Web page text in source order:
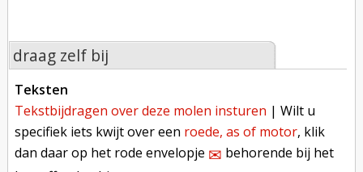
draag zelf bij
teksten
tekstbijdragen over deze molen insturen | Wilt u
specifiek iets kwijt over een roede, as of motor, klik
dan daar op het rode envelopje ✉︎ behorende bij het